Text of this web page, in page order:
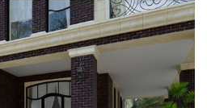
называют все подряд...
и ступени (фронтальные,
крыльца, фасадную
преимущественно
отделки домов, зон